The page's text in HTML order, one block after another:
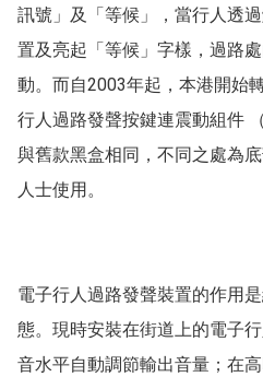
訊號」及「等候」，當行人透
置及亮起「等候」字樣，過路
動。而自2003年起，本港開始
行人過路發聲按鍵連震動組件
與舊款黑盒相同，不同之處為
人士使用。
電子行人過路發聲裝置的作用
態。現時安裝在街道上的電子
音水平自動調節輸出音量；在